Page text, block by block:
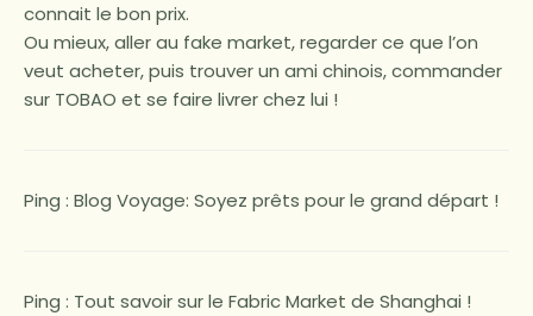
connait le bon prix.
Ou mieux, aller au fake market, regarder ce que l’on
veut acheter, puis trouver un ami chinois, commander
sur TOBAO et se faire livrer chez lui !
Ping : Blog Voyage: Soyez prêts pour le grand départ !
Ping : Tout savoir sur le Fabric Market de Shanghai !